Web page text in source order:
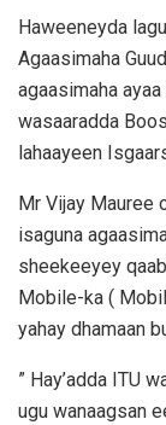
Haweeneyda
Agaasimaha
agaasimaha
wasaaradda
lahaayeen
Mr Vijay Mauree
isaguna
sheekeeyey
Mobile-ka (
yahay dhamaan
” Hay’adda ITU
ugu wanaagsan